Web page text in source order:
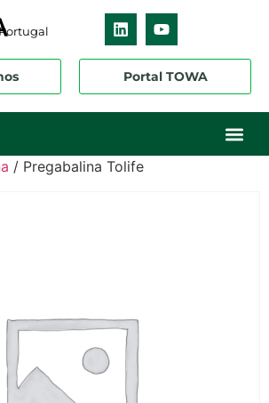
Portal TOWA
/ Pregabalina Tolife